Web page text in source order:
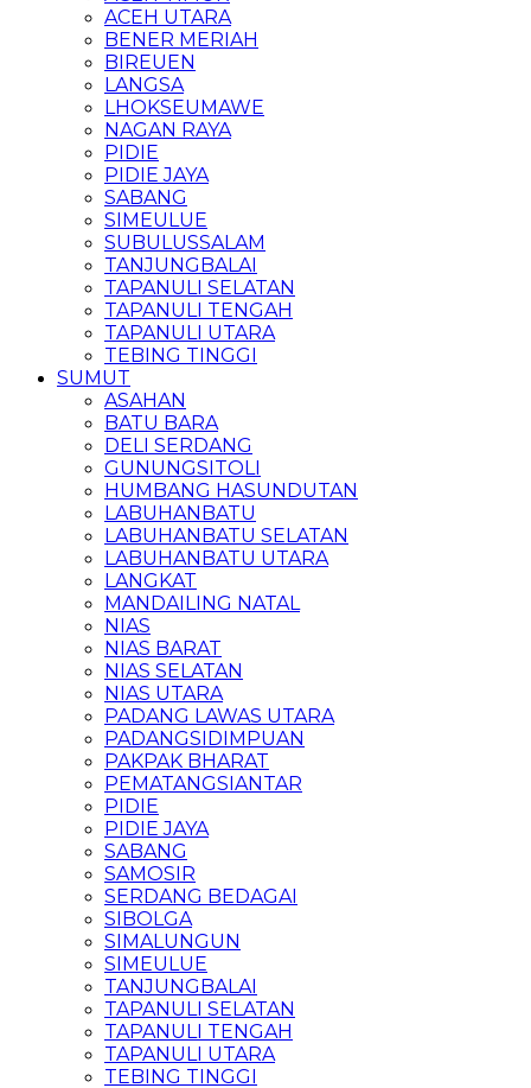
ACEH UTARA
BENER MERIAH
BIREUEN
LANGSA
LHOKSEUMAWE
NAGAN RAYA
PIDIE
PIDIE JAYA
SABANG
SIMEULUE
SUBULUSSALAM
TANJUNGBALAI
TAPANULI SELATAN
TAPANULI TENGAH
TAPANULI UTARA
TEBING TINGGI
SUMUT
ASAHAN
BATU BARA
DELI SERDANG
GUNUNGSITOLI
HUMBANG HASUNDUTAN
LABUHANBATU
LABUHANBATU SELATAN
LABUHANBATU UTARA
LANGKAT
MANDAILING NATAL
NIAS
NIAS BARAT
NIAS SELATAN
NIAS UTARA
PADANG LAWAS UTARA
PADANGSIDIMPUAN
PAKPAK BHARAT
PEMATANGSIANTAR
PIDIE
PIDIE JAYA
SABANG
SAMOSIR
SERDANG BEDAGAI
SIBOLGA
SIMALUNGUN
SIMEULUE
TANJUNGBALAI
TAPANULI SELATAN
TAPANULI TENGAH
TAPANULI UTARA
TEBING TINGGI